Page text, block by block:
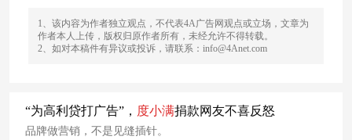
1、该内容为作者独立观点，不代表4A广告网观点或立场，文章为
作者本人上传，版权归原作者所有，未经允许不得转载。
2、如对本稿件有异议或投诉，请联系：info@4Anet.com
“为高利贷打广告”， 度小满捐款网友不喜反怒
品牌做营销，不是见缝插针。